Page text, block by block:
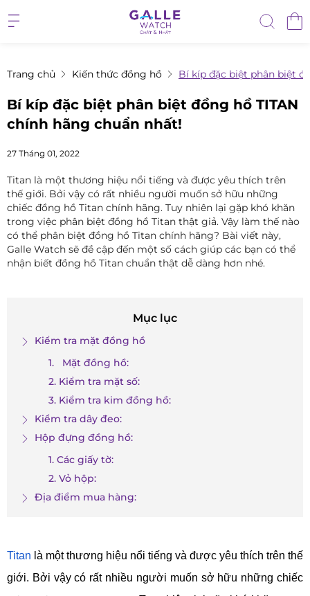
Trang chủ Kiến thức đồng hồ Bí kíp đặc biệt phân biệt
Bí kíp đặc biệt phân biệt đồng hồ TITAN
chính hãng chuẩn nhất!
27 Tháng 01, 2022
Titan là một thương hiệu nổi tiếng và được yêu thích trên
thế giới. Bởi vậy có rất nhiều người muốn sở hữu những
chiếc đồng hồ Titan chính hãng. Tuy nhiên lại gặp khó khăn
trong việc phân biệt đồng hồ Titan thật giả. Vậy làm thế nào
có thể phân biệt đồng hồ Titan chính hãng? Bài viết này,
Galle Watch sẽ đề cập đến một số cách giúp các bạn có thể
nhận biết đồng hồ Titan chuẩn thật dễ dàng hơn nhé.
Mục lục
Kiểm tra mặt đồng hồ
1. Mặt đồng hồ:
2. Kiểm tra mặt số:
3. Kiểm tra kim đồng hồ:
Kiểm tra dây đeo:
Hộp đựng đồng hồ:
1. Các giấy tờ:
2. Vỏ hộp:
Địa điểm mua hàng:
Titan là một thương hiệu nổi tiếng và được yêu thích trên thế
giới. Bởi vậy có rất nhiều người muốn sở hữu những chiếc